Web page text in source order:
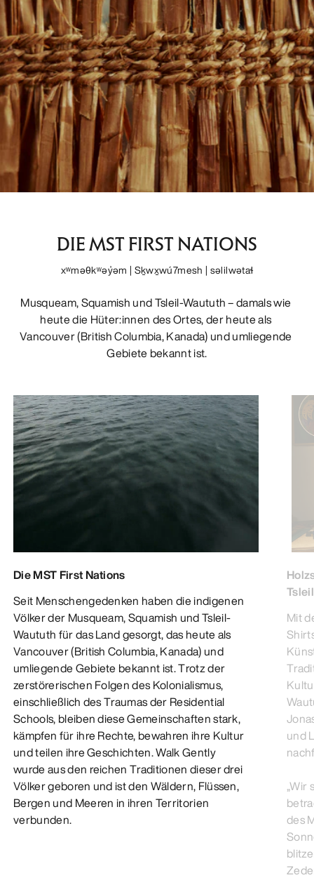
DIE MST FIRST NATIONS
xʷməθkʷəy̓əm | Sḵwx̱wú7mesh | səlilwətaɬ
Musqueam, Squamish und Tsleil-Waututh – damals wie
heute die Hüter:innen des Ortes, der heute als
Vancouver (British Columbia, Kanada) und umliegende
Gebiete bekannt ist.
Die MST First Nations
Seit Menschengedenken haben die indigenen
Völker der Musqueam, Squamish und Tsleil-
Waututh für das Land gesorgt, das heute als
Vancouver (British Columbia, Kanada) und
umliegende Gebiete bekannt ist. Trotz der
zerstörerischen Folgen des Kolonialismus,
einschließlich des Traumas der Residential
Schools, bleiben diese Gemeinschaften stark,
kämpfen für ihre Rechte, bewahren ihre Kultur
und teilen ihre Geschichten. Walk Gently
wurde aus den reichen Traditionen dieser drei
Völker geboren und ist den Wäldern, Flüssen,
Bergen und Meeren in ihren Territorien
verbunden.
Mit
und
„Wir
des